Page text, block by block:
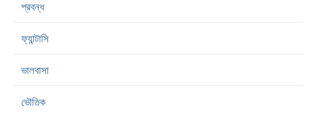
প্রবন্ধ
ফ্যান্টাসি
ভালবাসা
ভৌতিক